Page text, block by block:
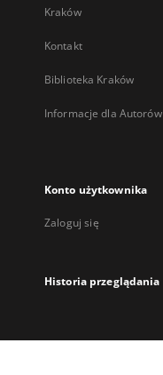
Kraków
Kontakt
Biblioteka Kraków
Informacje dla
Konto użytkownika
Zaloguj się
Historia przeglądania